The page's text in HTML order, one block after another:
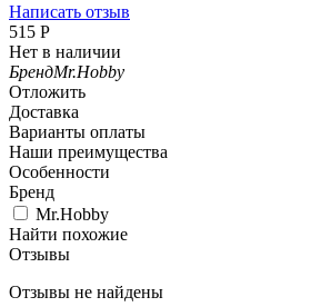
Написать отзыв
‍515‍ Р
Нет в наличии
БрендMr.Hobby
Отложить
Доставка
Варианты оплаты
Наши преимущества
Особенности
Бренд
Mr.Hobby
Найти похожие
Отзывы
Отзывы не найдены